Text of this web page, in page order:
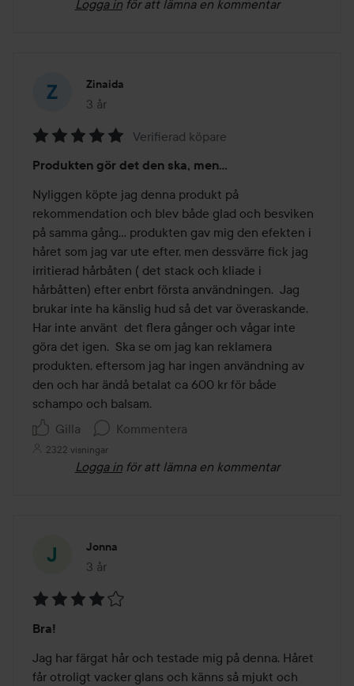
Logga in för att lämna en kommentar
Zinaida
3 år
Inlägget skapades 3 år
5
av
5
Verifierad köpare
Produkten gör det den ska, men...
Nyliggen köpte jag denna produkt på
rekommendation och blev både glad och besviken
på samma gång... produkten gav mig den efekten i
håret som jag var ute efter, men dessvärre fick jag
irritierad hårbåten ( det stack och kliade i
hårbåtten) efter enbrt första användningen.  Jag
brukar inte ha känslig hud så det var överaskande,
Har inte använt  det flera gånger och vågar inte
göra det igen.  Ska se om jag kan reklamera
produkten, eftersom jag har ingen användning av
den och har ändå betalat ca 600 kr för både
schampo och balsam.
Gilla
Kommentera
2322 visningar
Logga in för att lämna en kommentar
Jonna
3 år
Inlägget skapades 3 år
4
av
5
Bra!
Jag har färgat hår och testade mig på denna. Håret
får otroligt vacker glans och känns så mjukt och